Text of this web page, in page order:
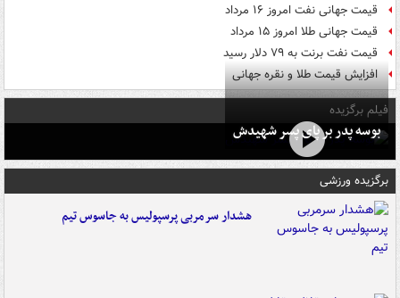
قیمت جهانی نفت امروز ۱۶ مرداد
قیمت جهانی طلا امروز ۱۵ مرداد
قیمت نفت برنت به ۷۹ دلار رسید
افزایش قیمت طلا و نقره جهانی
فیلم برگزیده
بوسه‌ پدر بر پای پسر شهیدش
برگزیده ورزشی
هشدار سرمربی پرسپولیس به جاسوس تیم